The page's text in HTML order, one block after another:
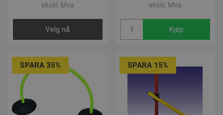
ekskl. Mva
Velg nå
ekskl. Mva
Kjøp
SPARA 35% SPARA 15%